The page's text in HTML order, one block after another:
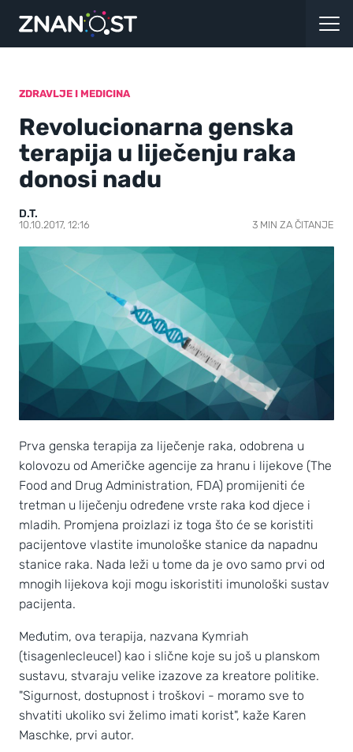
ZDRAVLJE I MEDICINA
Revolucionarna genska
terapija u liječenju raka
donosi nadu
D.T.
10.10.2017, 12:16 3 MIN ZA ČITANJE
Prva genska terapija za liječenje raka, odobrena u
kolovozu od Američke agencije za hranu i lijekove (The
Food and Drug Administration, FDA) promijeniti će
tretman u liječenju određene vrste raka kod djece i
mladih. Promjena proizlazi iz toga što će se koristiti
pacijentove vlastite imunološke stanice da napadnu
stanice raka. Nada leži u tome da je ovo samo prvi od
mnogih lijekova koji mogu iskoristiti imunološki sustav
pacijenta.
Međutim, ova terapija, nazvana Kymriah
(tisagenlecleucel) kao i slične koje su još u planskom
sustavu, stvaraju velike izazove za kreatore politike.
"Sigurnost, dostupnost i troškovi - moramo sve to
shvatiti ukoliko svi želimo imati korist", kaže Karen
Maschke, prvi autor.